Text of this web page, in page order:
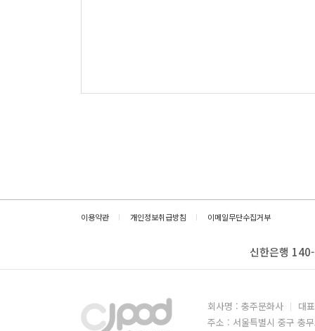
이용약관 개인정보취급방침 이메일무단수집거부
신한은행
회사명 : 충주문화사
대
주소 : 서울특별시 중구 충